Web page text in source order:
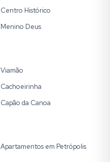
Centro Histórico
Menino Deus
Viamão
Cachoeirinha
Capão da Canoa
Apartamentos em Petrópolis